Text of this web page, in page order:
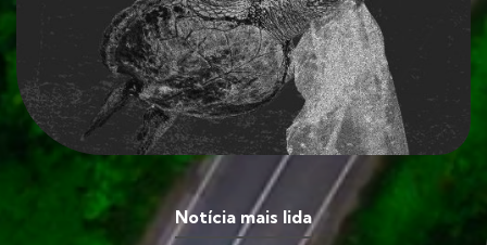
Notícia mais lida